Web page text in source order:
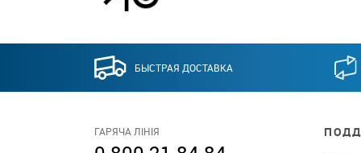
БЫСТРАЯ ДОСТАВКА
ГАРЯЧА ЛІНІЯ